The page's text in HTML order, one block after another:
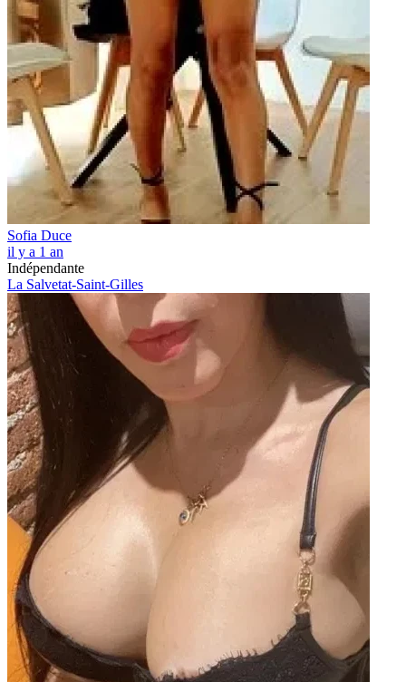
Sofia Duce
il y a 1 an
Indépendante
La Salvetat-Saint-Gilles